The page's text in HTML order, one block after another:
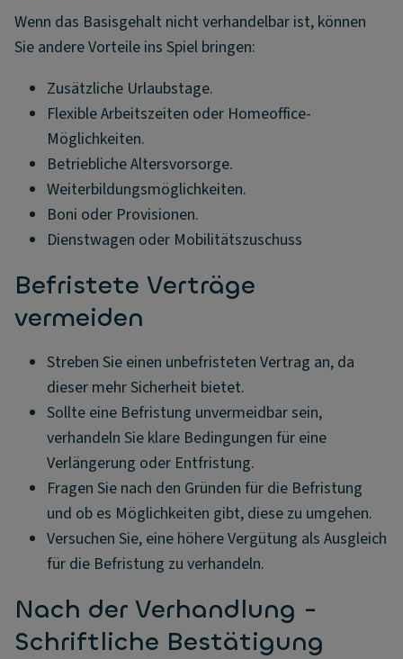
Wenn das Basisgehalt nicht verhandelbar ist, können
Sie andere Vorteile ins Spiel bringen:
Zusätzliche Urlaubstage.
Flexible Arbeitszeiten oder Homeoffice-
Möglichkeiten.
Betriebliche Altersvorsorge.
Weiterbildungsmöglichkeiten.
Boni oder Provisionen.
Dienstwagen oder Mobilitätszuschuss
Befristete Verträge
vermeiden
Streben Sie einen unbefristeten Vertrag an, da
dieser mehr Sicherheit bietet.
Sollte eine Befristung unvermeidbar sein,
verhandeln Sie klare Bedingungen für eine
Verlängerung oder Entfristung.
Fragen Sie nach den Gründen für die Befristung
und ob es Möglichkeiten gibt, diese zu umgehen.
Versuchen Sie, eine höhere Vergütung als Ausgleich
für die Befristung zu verhandeln.
Nach der Verhandlung -
Schriftliche Bestätigung